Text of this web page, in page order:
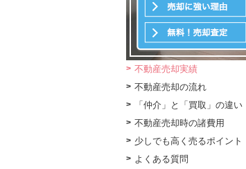
不動産売却実績
不動産売却の流れ
「仲介」と「買取」の違い
不動産売却時の諸費用
少しでも高く売るポイント
よくある質問